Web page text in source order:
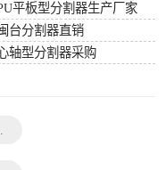
平板型分割器生产厂家
台分割器直销
轴型分割器采购